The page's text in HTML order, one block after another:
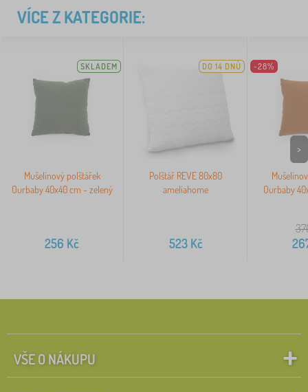
VÍCE Z KATEGORIE:
SKLADEM
Mušelínový polštářek
Ourbaby 40x40 cm - zelený
256 Kč
DO 14 DNŮ
Polštář REVE 80x80
ameliahome
523Kč
-28%
Ourbaby
>
VŠE O NÁKUPU